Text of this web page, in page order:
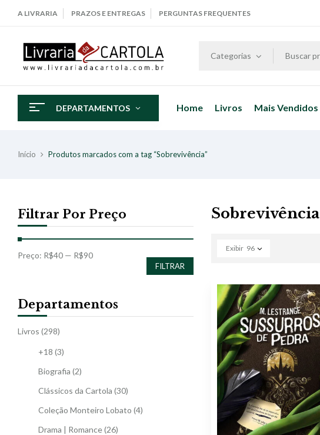
A LIVRARIA PRAZOS E ENTREGAS PERGUNTAS FREQUENTES
Categorias
DEPARTAMENTOS Home Livros Mais Vendidos
Início Produtos marcados com a tag “Sobrevivência”
Filtrar Por Preço
FILTRAR
Preço: R$40 — R$90
Departamentos
Livros (298)
+18 (3)
Biografia (2)
Clássicos da Cartola (30)
Coleção Monteiro Lobato (4)
Drama | Romance(26)
Sobrevivência
Exibir 96